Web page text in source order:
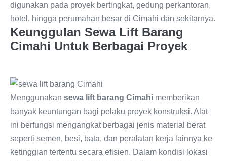
digunakan pada proyek bertingkat, gedung perkantoran,
hotel, hingga perumahan besar di Cimahi dan sekitarnya.
Keunggulan Sewa Lift Barang
Cimahi Untuk Berbagai Proyek
Menggunakan sewa lift barang Cimahi memberikan
banyak keuntungan bagi pelaku proyek konstruksi. Alat
ini berfungsi mengangkat berbagai jenis material berat
seperti semen, besi, bata, dan peralatan kerja lainnya ke
ketinggian tertentu secara efisien. Dalam kondisi lokasi